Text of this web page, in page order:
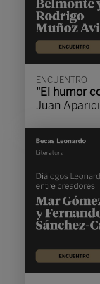
ENCUENTRO
"El humor
Juan